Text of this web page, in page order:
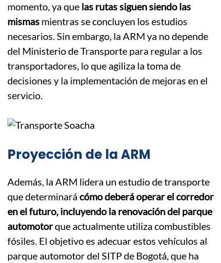
momento, ya que las rutas siguen siendo las
mismas mientras se concluyen los estudios
necesarios.Sin embargo, la ARM ya no depende
del Ministerio de Transporte para regular a los
transportadores, lo que agiliza la toma de
decisiones y la implementación de mejoras en el
servicio.
Proyección de la ARM​
Además, la ARM lidera un estudio de transporte
que determinará cómo deberá operar el corredor
en el futuro, incluyendo la renovación del parque
automotorque actualmente utiliza combustibles
fósiles. El objetivo es adecuar estos vehículos al
parque automotor del SITP de Bogotá, que ha